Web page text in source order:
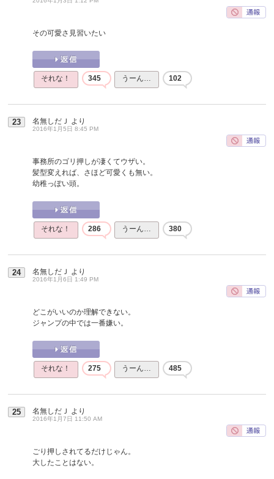
その可愛さ見習いたい
それな！ 345 うーん… 102
23 名無しだＪ より
2016年1月5日 8:45 PM
事務所のゴリ押しが凄くてウザい。
髪型変えれば、さほど可愛くも無い。
幼稚っぽい頭。
それな！ 286 うーん… 380
24 名無しだＪ より
2016年1月6日 1:49 PM
どこがいいのか理解できない。
ジャンプの中では一番嫌い。
それな！ 275 うーん… 485
25 名無しだＪ より
2016年1月7日 11:50 AM
ごり押しされてるだけじゃん。
大したことはない。